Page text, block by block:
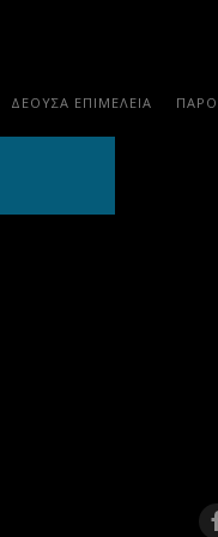
ΔΕΟΥΣΑ ΕΠΙΜΕΛΕΙΑ